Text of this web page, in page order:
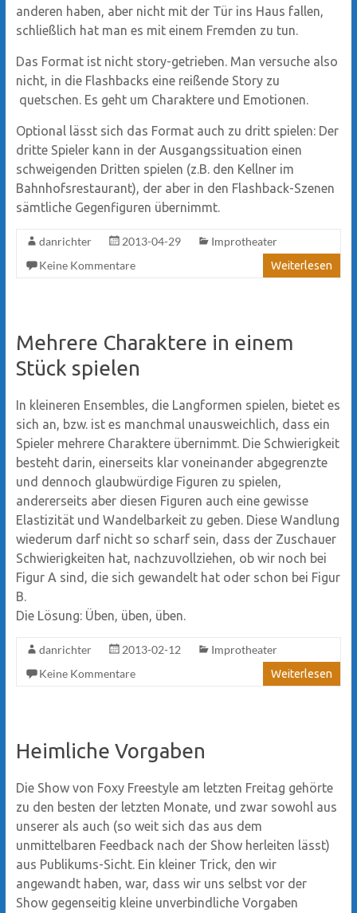
anderen haben, aber nicht mit der Tür ins Haus fallen,
schließlich hat man es mit einem Fremden zu tun.
Das Format ist nicht story-getrieben. Man versuche also
nicht, in die Flashbacks eine reißende Story zu
quetschen. Es geht um Charaktere und Emotionen.
Optional lässt sich das Format auch zu dritt spielen: Der
dritte Spieler kann in der Ausgangssituation einen
schweigenden Dritten spielen (z.B. den Kellner im
Bahnhofsrestaurant), der aber in den Flashback-Szenen
sämtliche Gegenfiguren übernimmt.
danrichter 2013-04-29
Improtheater
Keine Kommentare
Weiterlesen
Mehrere Charaktere in einem
Stück spielen
In kleineren Ensembles, die Langformen spielen, bietet es
sich an, bzw. ist es manchmal unausweichlich, dass ein
Spieler mehrere Charaktere übernimmt. Die Schwierigkeit
besteht darin, einerseits klar voneinander abgegrenzte
und dennoch glaubwürdige Figuren zu spielen,
andererseits aber diesen Figuren auch eine gewisse
Elastizität und Wandelbarkeit zu geben. Diese Wandlung
wiederum darf nicht so scharf sein, dass der Zuschauer
Schwierigkeiten hat, nachzuvollziehen, ob wir noch bei
Figur A sind, die sich gewandelt hat oder schon bei Figur
B.
Die Lösung: Üben, üben, üben.
danrichter 2013-02-12
Improtheater
Keine Kommentare
Weiterlesen
Heimliche Vorgaben
Die Show von Foxy Freestyle am letzten Freitag gehörte
zu den besten der letzten Monate, und zwar sowohl aus
unserer als auch (so weit sich das aus dem
unmittelbaren Feedback nach der Show herleiten lässt)
aus Publikums-Sicht. Ein kleiner Trick, den wir
angewandt haben, war, dass wir uns selbst vor der
Show gegenseitig kleine unverbindliche Vorgaben